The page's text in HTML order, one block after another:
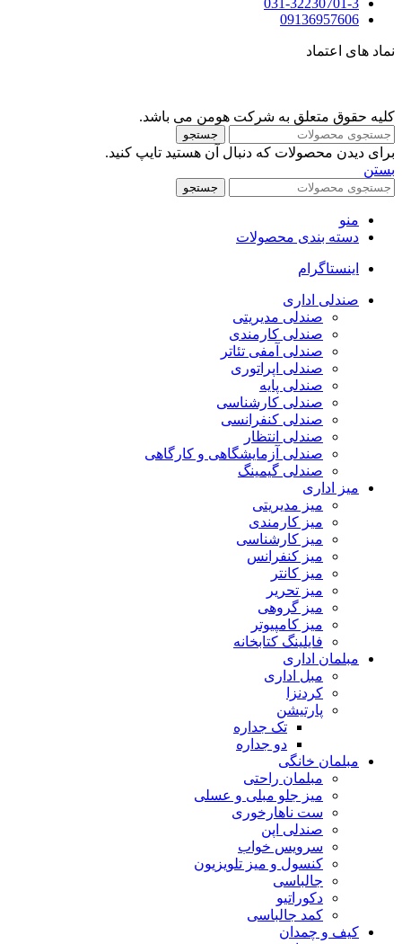
031-32230701-3
09136957606
نماد های اعتماد
کلیه حقوق متعلق به شرکت هومن می باشد.
جستجو
برای دیدن محصولات که دنبال آن هستید تایپ کنید.
بستن
جستجو
منو
دسته بندی محصولات
اینستاگرام
صندلی اداری
صندلی مدیریتی
صندلی کارمندی
صندلی آمفی تئاتر
صندلی اپراتوری
صندلی پایه
صندلی کارشناسی
صندلی کنفرانسی
صندلی انتظار
صندلی آزمایشگاهی و کارگاهی
صندلی گیمینگ
میز اداری
میز مدیریتی
میز کارمندی
میز کارشناسی
میز کنفرانس
میز کانتر
میز تحریر
میز گروهی
میز کامپیوتر
فایلینگ کتابخانه
مبلمان اداری
مبل اداری
کردنزا
پارتیشن
تک جداره
دو جداره
مبلمان خانگی
مبلمان راحتی
میز جلو مبلی و عسلی
ست ناهارخوری
صندلی اپن
سرویس خواب
کنسول و میز تلویزیون
جالباسی
دکوراتیو
کمد جالباسی
کیف و چمدان